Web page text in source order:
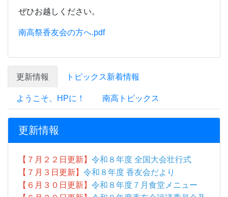
【７月２２日更新】令和８年度 全国大会壮行式
【６月３０日更新】令和８年度７月食堂メニュー
【６月２９日更新】
令和８年度香友会評議委員会及
び総会の開催について（ご案内）
【６月２5
日更新】
令和８年度 戴帽式
【６月２3日更新】令和８年度 四国高等学校選手権
【６月11日更新】
【６月２日更新】保健だより６月号
【６月２日更新】 令和８年度６月食堂メニュー
【５月26日更新】令和８年度遠足